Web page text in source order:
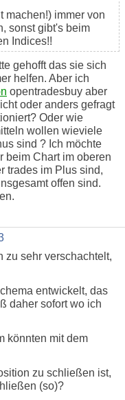
machen!) immer von
sonst gibt's beim
Indices!!
gehofft das sie sich
helfen. Aber ich
opentradesbuy aber
oder anders gefragt
Oder wie
wollen wieviele
sind ? Ich möchte
beim Chart im oberen
trades im Plus sind,
offen sind.
zu sehr verschachtelt,
entwickelt, das
daher sofort wo ich
könnten mit dem
zu schließen ist,
(so)?